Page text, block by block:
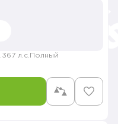
367 л.с. Полный